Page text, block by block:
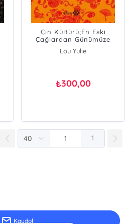
Çin Kültürü;En Eski
Çağlardan Günümüze
Lou Yulie
₺300,00
1
Kaydol